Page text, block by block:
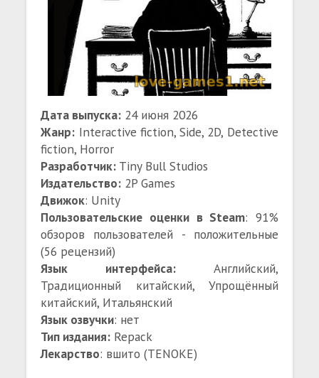
Дата выпуска: 24 июня 2026
Жанр: Interactive fiction, Side, 2D, Detective
fiction, Horror
Разработчик: Tiny Bull Studios
Издательство: 2P Games
Движок: Unity
Пользовательские оценки в Steam: 91%
обзоров пользователей - положительные
(56 рецензий)
Язык интерфейса: Английский,
Традиционный китайский, Упрощённый
китайский, Итальянский
Язык озвучки: нет
Тип издания: Repack
Лекарство: вшито (TENOKE)